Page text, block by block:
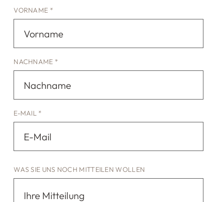
VORNAME *
NACHNAME *
E-MAIL *
WAS SIE UNS NOCH MITTEILEN WOLLEN